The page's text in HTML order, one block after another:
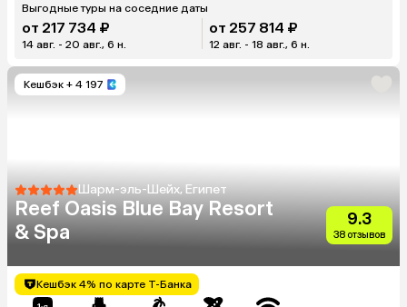
Выгодные туры на соседние даты
от 217 734 ₽
14 авг. - 20 авг., 6 н.
от 257 814 ₽
12 авг. - 18 авг., 6 н.
Кешбэк + 4 197
Шарм-эль-Шейх, Египет
Reef Oasis Blue Bay Resort
& Spa
9.3
38 отзывов
Кешбэк 4% по карте Т-Банка